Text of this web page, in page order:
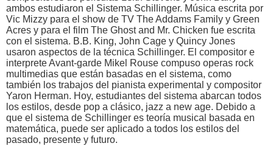
ambos estudiaron el Sistema Schillinger. Música escrita por
Vic Mizzy para el show de TV The Addams Family y Green
Acres y para el film The Ghost and Mr. Chicken fue escrita
con el sistema. B.B. King, John Cage y Quincy Jones
usaron aspectos de la técnica Schillinger. El compositor e
interprete Avant-garde Mikel Rouse compuso operas rock
multimedias que están basadas en el sistema, como
también los trabajos del pianista experimental y compositor
Yaron Herman. Hoy, estudiantes del sistema abarcan todos
los estilos, desde pop a clásico, jazz a new age. Debido a
que el sistema de Schillinger es teoría musical basada en
matemática, puede ser aplicado a todos los estilos del
pasado, presente y futuro.